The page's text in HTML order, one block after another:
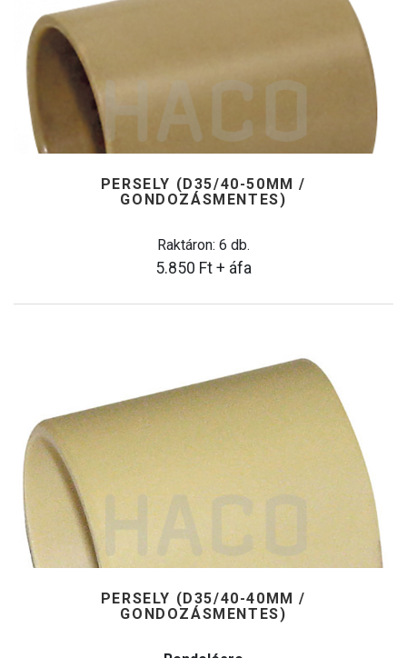
PERSELY (D35/40-50MM /
GONDOZÁSMENTES)
Raktáron: 6 db.
5.850 Ft + áfa
PERSELY (D35/40-40MM /
GONDOZÁSMENTES)